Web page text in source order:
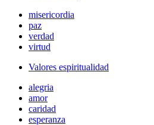
misericordia
paz
verdad
virtud
Valores espiritualidad
alegria
amor
caridad
esperanza